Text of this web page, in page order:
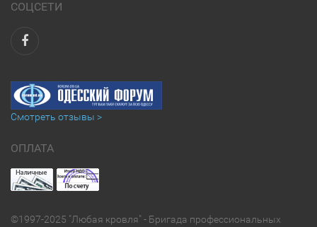
СОЦСЕТИ
Смотреть отзывы >
ОПЛАТА
©1997-2025 "Любая кровля" - Бригада профессиональных